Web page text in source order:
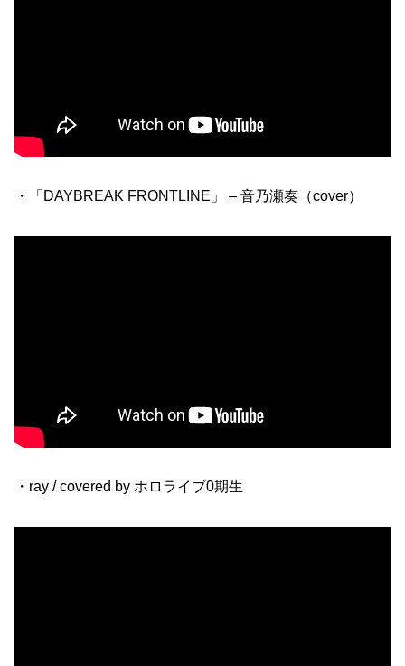
・「DAYBREAK FRONTLINE」 – 音乃瀬奏（cover）
・ray / covered by ホロライブ0期生